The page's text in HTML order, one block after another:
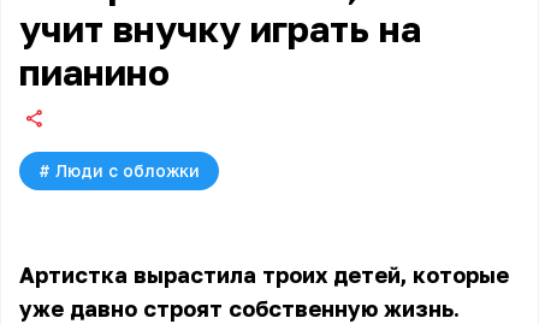
учит внучку играть на
пианино
# Люди с обложки
Артистка вырастила троих детей, которые
уже давно строят собственную жизнь.